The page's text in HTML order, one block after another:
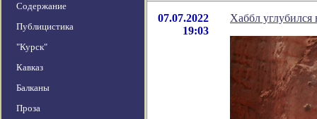
Содержание
Публицистика
"Курск"
Кавказ
Балканы
Проза
07.07.2022
19:03
Хаббл